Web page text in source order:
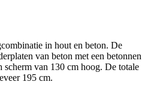
in hout en beton. De
van beton met een betonnen
scherm van 130 cm hoog. De totale
195 cm.